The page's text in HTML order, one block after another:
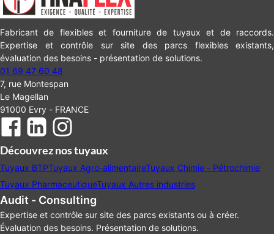
Fabricant de flexibles et fourniture de tuyaux et de raccords.
Expertise et contrôle sur site des parcs flexibles existants,
évaluation des besoins - présentation de solutions.
01 69 47 60 48
7, rue Montespan
Le Magellan
91000 Evry - FRANCE
Découvrez nos tuyaux
Tuyaux BTPTuyaux Agro-alimentaireTuyaux Chimie - Pétrochimie
Tuyaux PharmaceutiqueTuyaux Autres industries
Audit - Consulting
Expertise et contrôle sur site des parcs existants ou à créer.
Évaluation des besoins. Présentation de solutions.